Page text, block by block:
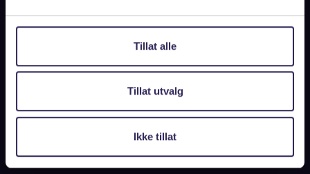
Tillat alle
Tillat utvalg
Ikke tillat
Fysiske Kinogavekort